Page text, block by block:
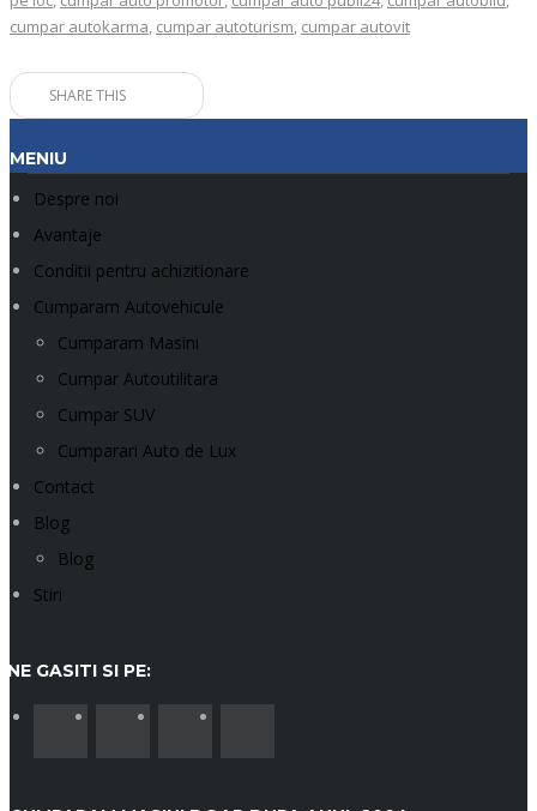
cumpar autokarma, cumpar autoturism, cumpar autovit
SHARE THIS
MENIU
Despre noi
Avantaje
Conditii pentru achizitionare
Cumparam Autovehicule
Cumparam Masini
Cumpar Autoutilitara
Cumpar SUV
Cumparari Auto de Lux
Contact
Blog
Blog
Stiri
NE GASITI SI PE: